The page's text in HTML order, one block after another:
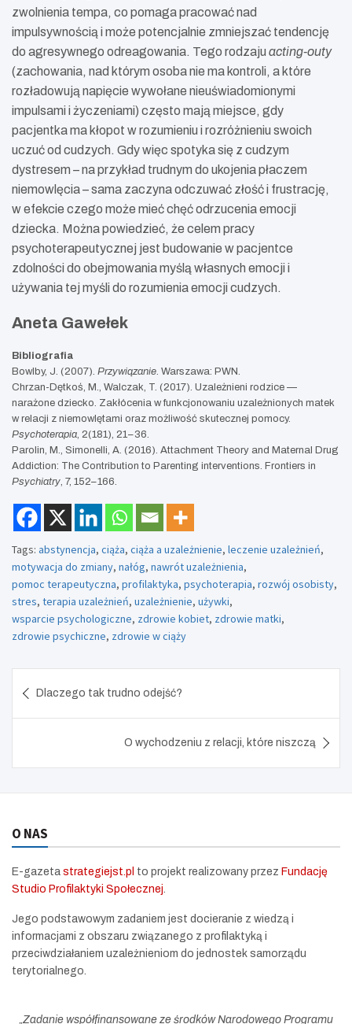
zwolnienia tempa, co pomaga pracować nad
impulsywnością i może potencjalnie zmniejszać tendencję
do agresywnego odreagowania. Tego rodzaju acting-outy
(zachowania, nad którym osoba nie ma kontroli, a które
rozładowują napięcie wywołane nieuświadomionymi
impulsami i życzeniami) często mają miejsce, gdy
pacjentka ma kłopot w rozumieniu i rozróżnieniu swoich
uczuć od cudzych. Gdy więc spotyka się z cudzym
dystresem – na przykład trudnym do ukojenia płaczem
niemowlęcia – sama zaczyna odczuwać złość i frustrację,
w efekcie czego może mieć chęć odrzucenia emocji
dziecka. Można powiedzieć, że celem pracy
psychoterapeutycznej jest budowanie w pacjentce
zdolności do obejmowania myślą własnych emocji i
używania tej myśli do rozumienia emocji cudzych.
Aneta Gawełek
Bibliografia
Bowlby, J. (2007). Przywiązanie . Warszawa: PWN.
Chrzan-Dętkoś, M., Walczak, T. (2017). Uzależnieni rodzice —
narażone dziecko. Zakłócenia w funkcjonowaniu uzależnionych matek
w relacji z niemowlętami oraz możliwość skutecznej pomocy.
Psychoterapia , 2(181), 21–36.
Parolin, M., Simonelli, A. (2016). Attachment Theory and Maternal Drug
Addiction: The Contribution to Parenting interventions. Frontiers in
Psychiatry , 7, 152–166.
Tags: abstynencja, ciąża, ciąża a uzależnienie, leczenie uzależnień,
motywacja do zmiany, nałóg, nawrót uzależnienia,
pomoc terapeutyczna, profilaktyka, psychoterapia, rozwój osobisty,
stres, terapia uzależnień, uzależnienie, używki,
wsparcie psychologiczne, zdrowie kobiet, zdrowie matki,
zdrowie psychiczne, zdrowie w ciąży
wpisu
Dlaczego tak trudno odejść?
O wychodzeniu z relacji, które niszczą
O NAS
E-gazeta strategiejst.pl to projekt realizowany przez Fundację
Studio Profilaktyki Społecznej
Jego podstawowym zadaniem jest docieranie z wiedzą i
informacjami z obszaru związanego z profilaktyką i
przeciwdziałaniem uzależnieniom do jednostek samorządu
terytorialnego.
Zadanie współfinansowane ze środków Narodowego Programu